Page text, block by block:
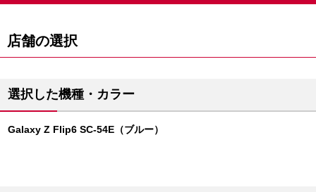
店舗の選択
選択した機種・カラー
Galaxy Z Flip6 SC-54E（ブルー）